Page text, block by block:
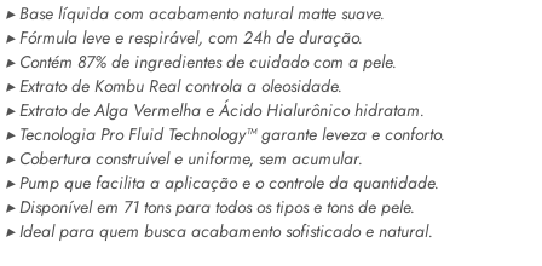
▸ Base líquida com acabamento natural matte suave.
▸ Fórmula leve e respirável, com 24h de duração.
▸ Contém 87% de ingredientes de cuidado com a pele.
▸ Extrato de Kombu Real controla a oleosidade.
▸ Extrato de Alga Vermelha e Ácido Hialurônico hidratam.
▸ Tecnologia Pro Fluid Technology™ garante leveza e conforto.
▸ Cobertura construível e uniforme, sem acumular.
▸ Pump que facilita a aplicação e o controle da quantidade.
▸ Disponível em 71 tons para todos os tipos e tons de pele.
▸ Ideal para quem busca acabamento sofisticado e natural.